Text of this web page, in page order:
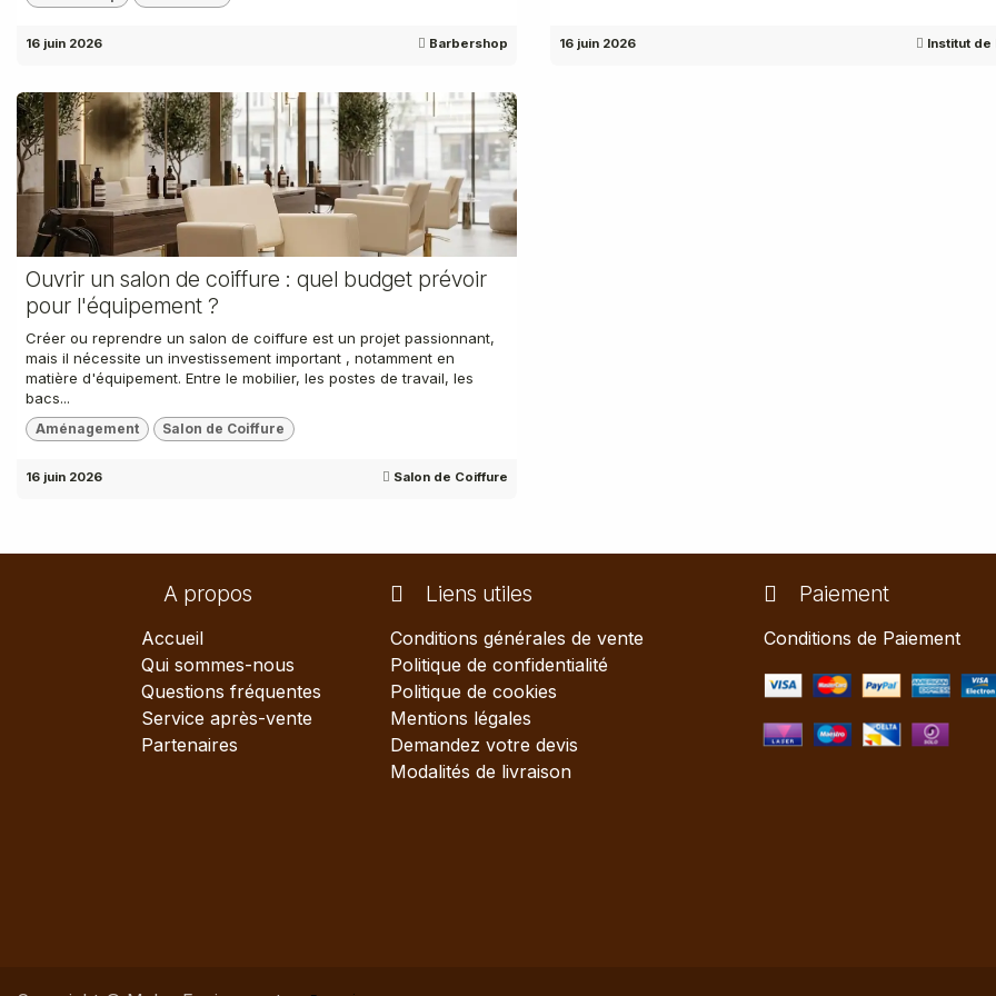
16 juin 2026 Barbershop 16 juin 2026 Institut de
Ouvrir un salon de coiffure : quel budget prévoir
pour l'équipement ?
Créer ou reprendre un salon de coiffure est un projet passionnant,
mais il nécessite un investissement important , notamment en
matière d'équipement. Entre le mobilier, les postes de travail, les
bacs...
Aménagement Salon de Coiffure
16 juin 2026 Salon de Coiffure
A propos
Accueil
Qui sommes-nous
Questions fréquentes
Service après-vente
Partenaires
Liens utiles
Conditions générales de vente
Politique de confidentialité
Politique de cookies
Mentions légales
Demandez votre devis
Modalités de livraison
Paiement
Conditions de Paiement